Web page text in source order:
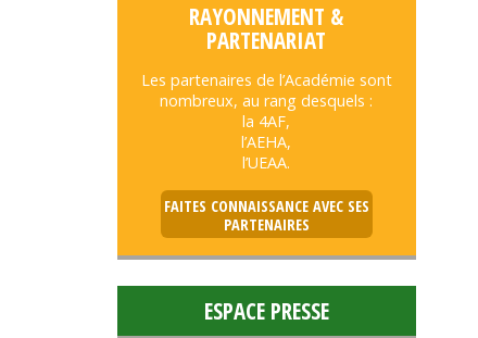
RAYONNEMENT &
PARTENARIAT
Les partenaires de l’Académie sont
nombreux, au rang desquels :
la 4AF,
l’AEHA,
l’UEAA.
FAITES CONNAISSANCE AVEC SES
PARTENAIRES
ESPACE PRESSE